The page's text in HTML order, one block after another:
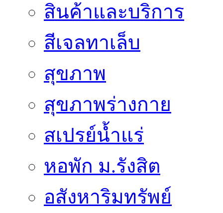
สินค้าและบริการ
สีเจลทาเล็บ
สุขภาพ
สุขภาพร่างกาย
สเปรย์น้ำแร่
หอพัก ม.รังสิต
อสังหาริมทรัพย์